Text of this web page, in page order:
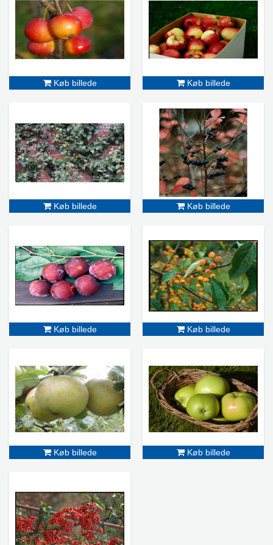
Køb billede Køb billede
Køb billede Køb billede
Køb billede Køb billede
Køb billede Køb billede